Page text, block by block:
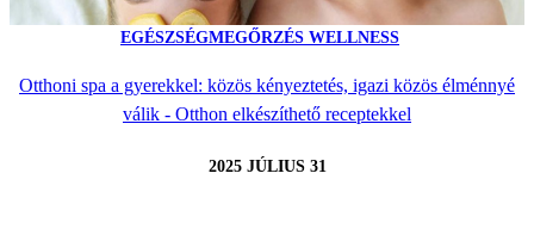
EGÉSZSÉGMEGŐRZÉS WELLNESS
Otthoni spa a gyerekkel: közös kényeztetés, igazi közös élménnyé
válik - Otthon elkészíthető receptekkel
2025 JÚLIUS 31